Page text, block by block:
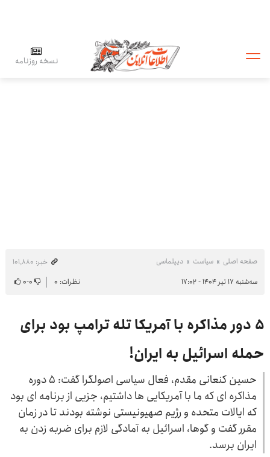
نسخه روزنامه
صفحه اصلی سیاست دیپلماسی
خبر: ۱۰۱٬۸۸۰
سه‌شنبه ۱۷ تیر ۱۴۰۴ - ۱۷:۰۲
نظرات: ۰ ۰-۰
۵ دور مذاکره با آمریکا تله ترامپ بود برای
حمله اسرائیل به ایران!
حسین کنعانی ‌مقدم، فعال سیاسی اصولگرا گفت: ۵ دوره
مذاکره ای که ما با آمریکایی ها داشتیم، جزیی از برنامه ای بود
که ایالات متحده و رژیم صهیونیستی نوشته بودند تا در زمان
مقرر گفت و گوها، اسرائیل به آمادگی لازم برای ضربه زدن به
ایران برسد.